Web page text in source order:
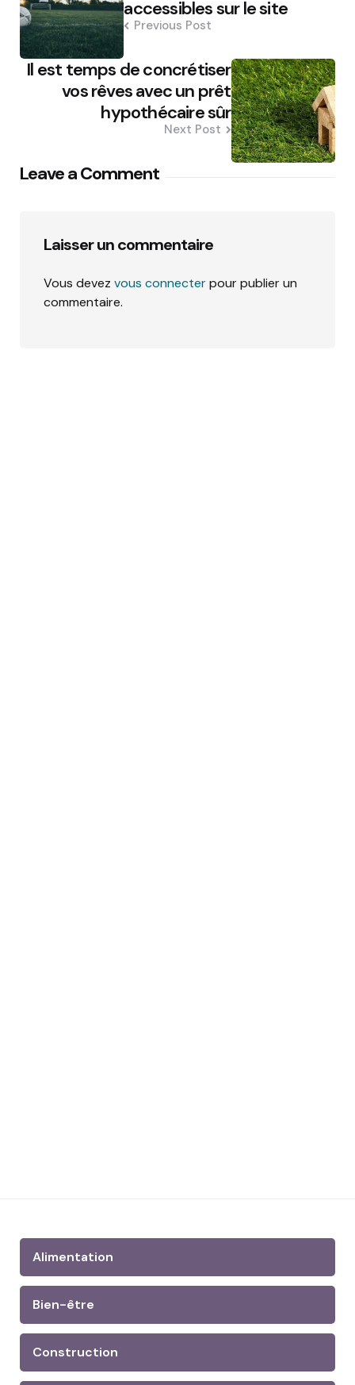
accessibles sur le site
Previous Post
Il est temps de concrétiser
vos rêves avec un prêt
hypothécaire sûr
Next Post
Leave a Comment
Laisser un commentaire
Vous devez vous connecterpour publier un
commentaire.
Alimentation
Bien-être
Construction